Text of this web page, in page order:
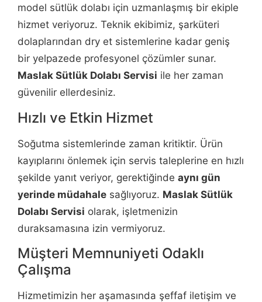
model sütlük dolabı için uzmanlaşmış bir ekiple
hizmet veriyoruz. Teknik ekibimiz, şarküteri
dolaplarından dry et sistemlerine kadar geniş
bir yelpazede profesyonel çözümler sunar.
Maslak Sütlük Dolabı Servisi ile her zaman
güvenilir ellerdesiniz.
Hızlı ve Etkin Hizmet
Soğutma sistemlerinde zaman kritiktir. Ürün
kayıplarını önlemek için servis taleplerine en hızlı
şekilde yanıt veriyor, gerektiğinde aynı gün
yerinde müdahale sağlıyoruz. Maslak Sütlük
Dolabı Servisi olarak, işletmenizin
duraksamasına izin vermiyoruz.
Müşteri Memnuniyeti Odaklı
Çalışma
Hizmetimizin her aşamasında şeffaf iletişim ve